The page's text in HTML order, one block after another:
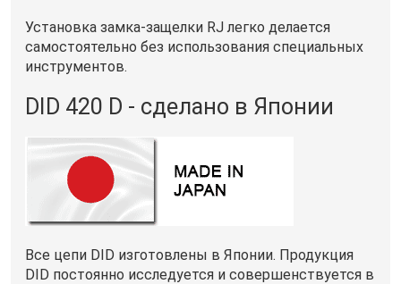
Установка замка-защелки RJ легко делается
самостоятельно без использования специальных
инструментов.
DID 420 D - сделано в Японии
Все цепи DID изготовлены в Японии. Продукция
DID постоянно исследуется и совершенствуется в